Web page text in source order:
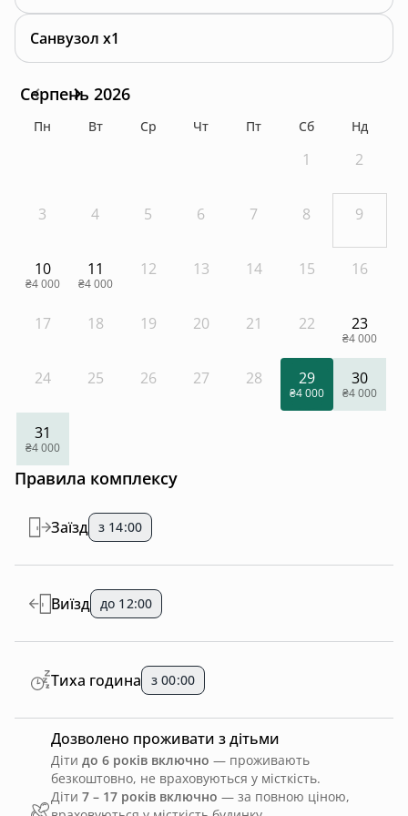
Санвузол x1
Серпень 2026
Пн Вт Ср Чт Пт Сб Нд
1 2
3 4 5 6 7 8 9
10
₴4 000
11
₴4 000
12 13 14 15 16
17 18 19 20 21 22 23
₴4 000
24 25 26 27 28 29
₴4 000
30
₴4 000
31
₴4 000
Правила комплексу
Заїзд з 14:00
Виїзд до 12:00
Дозволено проживати з дітьми
Діти до 6 років включно — проживають
безкоштовно, не враховуються у місткість.
Діти 7 – 17 років включно — за повною ціною,
Тиха година з 00:00